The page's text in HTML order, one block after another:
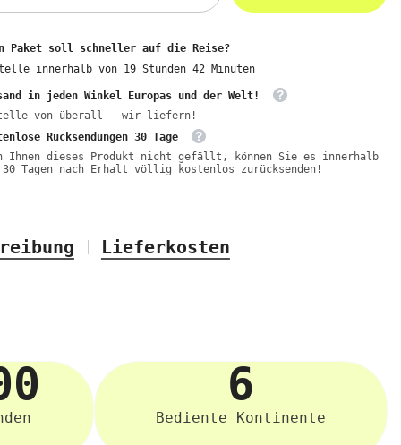
Paket soll schneller auf die Reise?
innerhalb von 19Stunden 42Minuten
in jeden Winkel Europas und der Welt!
von überall - wir liefern!
Rücksendungen 30 Tage
Ihnen dieses Produkt nicht gefällt, können Sie es innerhalb
30 Tagen nach Erhalt völlig kostenlos zurücksenden!
Lieferkosten
6
Bediente Kontinente